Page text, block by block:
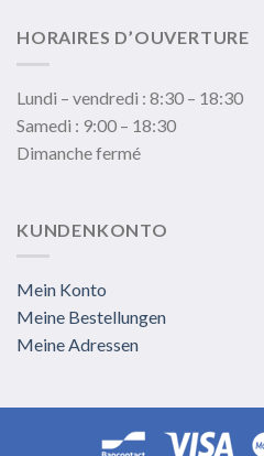
HORAIRES D’OUVERTURE
Lundi – vendredi : 8:30 – 18:30
Samedi : 9:00 – 18:30
Dimanche fermé
KUNDENKONTO
Mein Konto
Meine Bestellungen
Meine Adressen